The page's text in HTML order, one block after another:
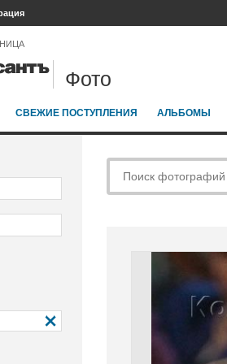
Фото
СВЕЖИЕ ПОСТУПЛЕНИЯ АЛЬБОМЫ